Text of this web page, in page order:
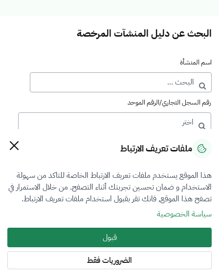
البحث عن دليل المنشآت المرخصة
اسم المنشأة
رقم السجل التجاري/الرقم الموحد
رقم الترخيص
التصنيف
VFR4
فرع التقييم
المعادن الثمينة والاحجار الكريمة
ملفات تعريف الارتباط
هذا الموقع يستخدم ملفات تعريف الارتباط الخاصة للتاكد من سهولة
الاستخدام و ضمان تحسين تجربتك أثناء التصفح. من خلال الاستمرار في
تصفح هذا الموقع, فانك تقر بقبول استخدام ملفات تعريف الارتباط.
سياسة الخصوصية
قبول
الضروريات فقط